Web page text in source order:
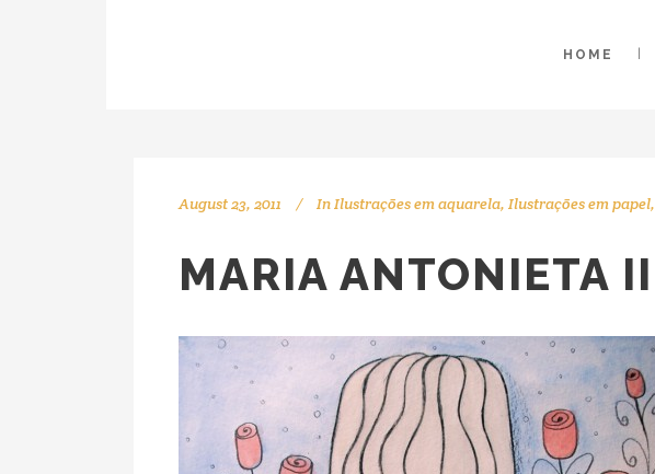
HOME
August 23, 2011 InIlustrações em aquarela, Ilustrações em papel,
MARIA ANTONIETA II